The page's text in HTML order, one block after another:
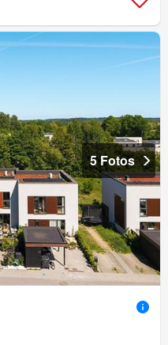
5 Fotos